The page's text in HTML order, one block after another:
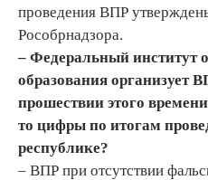
проведения ВПР
Рособрнадзора.
– Федеральный институт
образования организует
прошествии этого
то цифры по итогам
республике?
– ВПР при отсутствии